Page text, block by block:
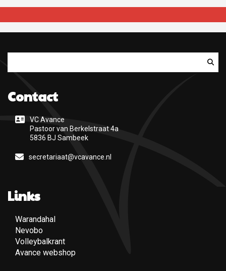
Contact
VC Avance
Pastoor van Berkelstraat 4a
5836 BJ Sambeek
secretariaat@vcavance.nl
Links
Warandahal
Nevobo
Volleybalkrant
Avance webshop